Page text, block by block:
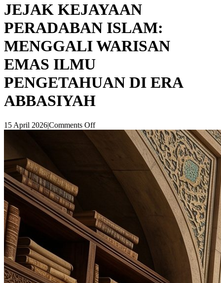
JEJAK KEJAYAAN
PERADABAN ISLAM:
MENGGALI WARISAN
EMAS ILMU
PENGETAHUAN DI ERA
ABBASIYAH
15 April 2026|Comments Off